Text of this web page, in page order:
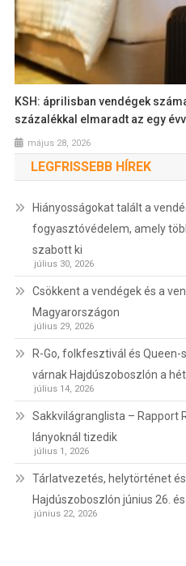
KSH: áprilisban vendégek
százalékkal elmaradt az egy
május 28, 2026
LEGFRISSEBB HÍREK
Hiányosságokat talált a
fogyasztóvédelem, amely
szabott ki
július 30, 2026
Csökkent a vendégek és a
Magyarországon
július 29, 2026
R-Go, folkfesztivál és
várnak Hajdúszoboszlón a
július 14, 2026
Sakkvilágranglista – Rapport
lányoknál tizedik
július 1, 2026
Tárlatvezetés, helytörténet
Hajdúszoboszlón június 26.
június 22, 2026